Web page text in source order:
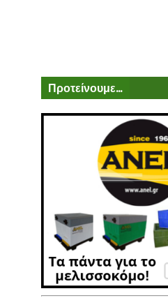
Προτείνουμε...